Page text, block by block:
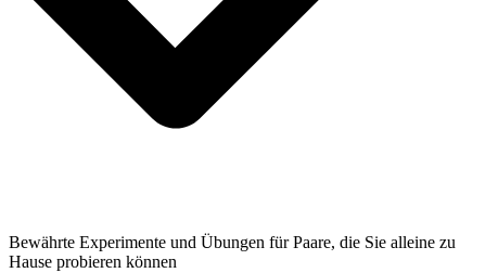
Bewährte Experimente und Übungen für Paare, die Sie alleine zu
Hause probieren können